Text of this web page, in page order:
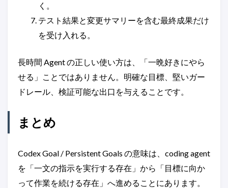
く。
テスト結果と変更サマリーを含む最終成果だけ
を受け入れる。
長時間 Agent の正しい使い方は、「一晩好きにやら
せる」ことではありません。明確な目標、堅いガー
ドレール、検証可能な出口を与えることです。
まとめ
Codex Goal / Persistent Goals の意味は、coding agent
を「一文の指示を実行する存在」から「目標に向か
って作業を続ける存在」へ進めることにあります。